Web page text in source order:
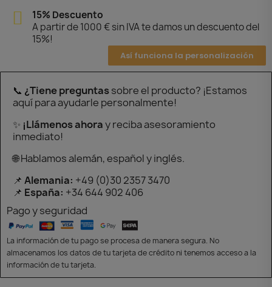
15% Descuento
A partir de 1000 € sin IVA te damos un descuento del
15%!
Así funciona la personalización
📞 ¿Tiene preguntassobre el producto? ¡Estamos
aquí para ayudarle personalmente!
✨ ¡Llámenos ahoray reciba asesoramiento
inmediato!
🌐 Hablamos alemán, español y inglés.
📌 Alemania: +49 (0)30 2357 3470
📌 España: +34 644 902 406
Pago y seguridad
La información de tu pago se procesa de manera segura. No
almacenamos los datos de tu tarjeta de crédito ni tenemos acceso a la
información de tu tarjeta.